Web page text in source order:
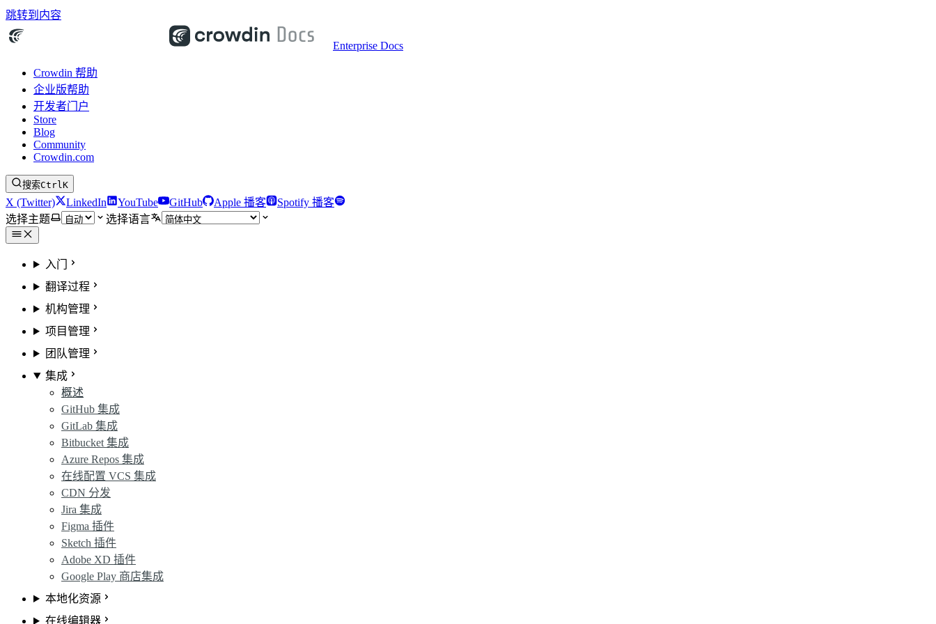
跳转到内容
Enterprise Docs
Crowdin 帮助
企业版帮助
开发者门户
Store
Blog
Community
Crowdin.com
搜索CtrlK
X (Twitter) LinkedIn YouTube GitHub Apple 播客
Spotify 播客
选择主题
选择语言
入门
翻译过程
机构管理
项目管理
团队管理
集成
概述
GitHub 集成
GitLab 集成
Bitbucket 集成
Azure Repos 集成
在线配置 VCS 集成
CDN 分发
Jira 集成
Figma 插件
Sketch 插件
Adobe XD 插件
Google Play 商店集成
本地化资源
在线编辑器